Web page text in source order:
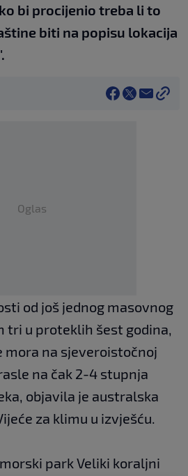
bi procijenio treba li to
biti na popisu lokacija
Oglas
od još jednog masovnog
tri u proteklih šest godina,
na sjeveroistočnoj
na čak 2-4 stupnja
objavila je australska
za klimu u izvješću.
park Veliki koraljni